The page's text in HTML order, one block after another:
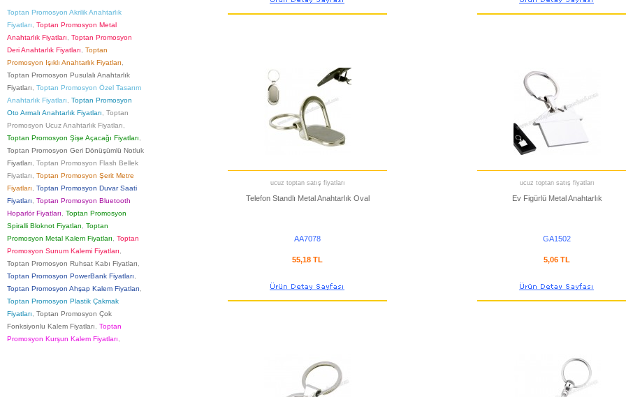
Toptan Promosyon Akrilik Anahtarlık
Fiyatları
Toptan Promosyon Metal
Anahtarlık Fiyatları
Toptan Promosyon
Deri Anahtarlık Fiyatları
Toptan
Promosyon Işıklı Anahtarlık Fiyatları
Toptan Promosyon Pusulalı Anahtarlık
Fiyatları
Toptan Promosyon Özel Tasarım
Anahtarlık Fiyatları
Toptan Promosyon
Oto Armalı Anahtarlık Fiyatları
Toptan
Promosyon Ucuz Anahtarlık Fiyatları
Toptan Promosyon Şişe Açacağı Fiyatları
Toptan Promosyon Geri Dönüşümlü Notluk
Fiyatları
Toptan Promosyon Flash Bellek
Fiyatları
Toptan Promosyon Şerit Metre
Fiyatları
Toptan Promosyon Duvar Saati
Fiyatları
Toptan Promosyon Bluetooth
Hoparlör Fiyatları
Toptan Promosyon
Spiralli Bloknot Fiyatları
Toptan
Promosyon Metal Kalem Fiyatları
Toptan
Promosyon Sunum Kalemi Fiyatları
Toptan Promosyon Ruhsat Kabı Fiyatları
Toptan Promosyon PowerBank Fiyatları
Toptan Promosyon Ahşap Kalem Fiyatları
Toptan Promosyon Plastik Çakmak
Fiyatları
Toptan Promosyon Çok
Fonksiyonlu Kalem Fiyatları
Toptan
Promosyon Kurşun Kalem Fiyatları
ucuz toptan satış fiyatları
Telefon Standlı Metal Anahtarlık Oval
AA7078
55,18 TL
ucuz toptan satış fiyatları
Ev Figürlü Metal Anahtarlık
GA1502
5,06 TL